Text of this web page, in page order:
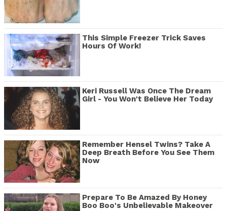
This Simple Freezer Trick Saves
Hours Of Work!
Keri Russell Was Once The Dream
Girl - You Won't Believe Her Today
Remember Hensel Twins? Take A
Deep Breath Before You See Them
Now
Prepare To Be Amazed By Honey
Boo Boo's Unbelievable Makeover